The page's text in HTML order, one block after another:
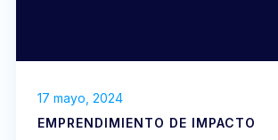
17 mayo, 2024
EMPRENDIMIENTO DE IMPACTO